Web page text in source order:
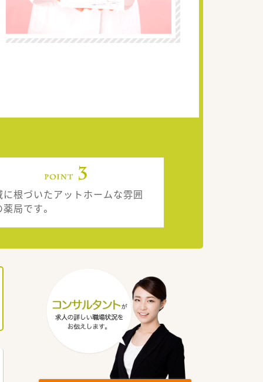
に根づいたアットホームな雰囲
局です。